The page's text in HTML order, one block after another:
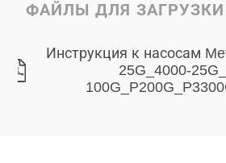
ФАЙЛЫ ДЛЯ ЗАГРУЗКИ
Инструкция к насосам
25G_4000-